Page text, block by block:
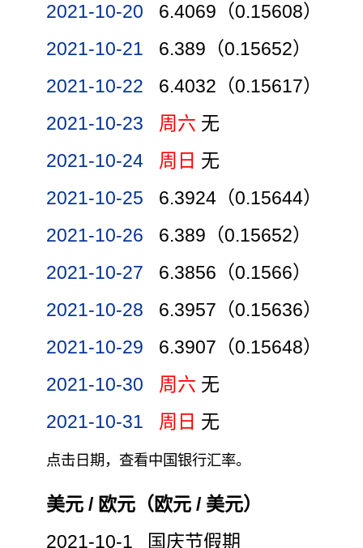
2021-10-20
6.4069（0.15608）
2021-10-21
6.389（0.15652）
2021-10-22
6.4032（0.15617）
2021-10-23
周六 无
2021-10-24
周日 无
2021-10-25
6.3924（0.15644）
2021-10-26
6.389（0.15652）
2021-10-27
6.3856（0.1566）
2021-10-28
6.3957（0.15636）
2021-10-29
6.3907（0.15648）
2021-10-30
周六 无
2021-10-31
周日 无
点击日期，查看中国银行汇率。
美元 / 欧元（欧元 / 美元）
2021-10-1 国庆节假期